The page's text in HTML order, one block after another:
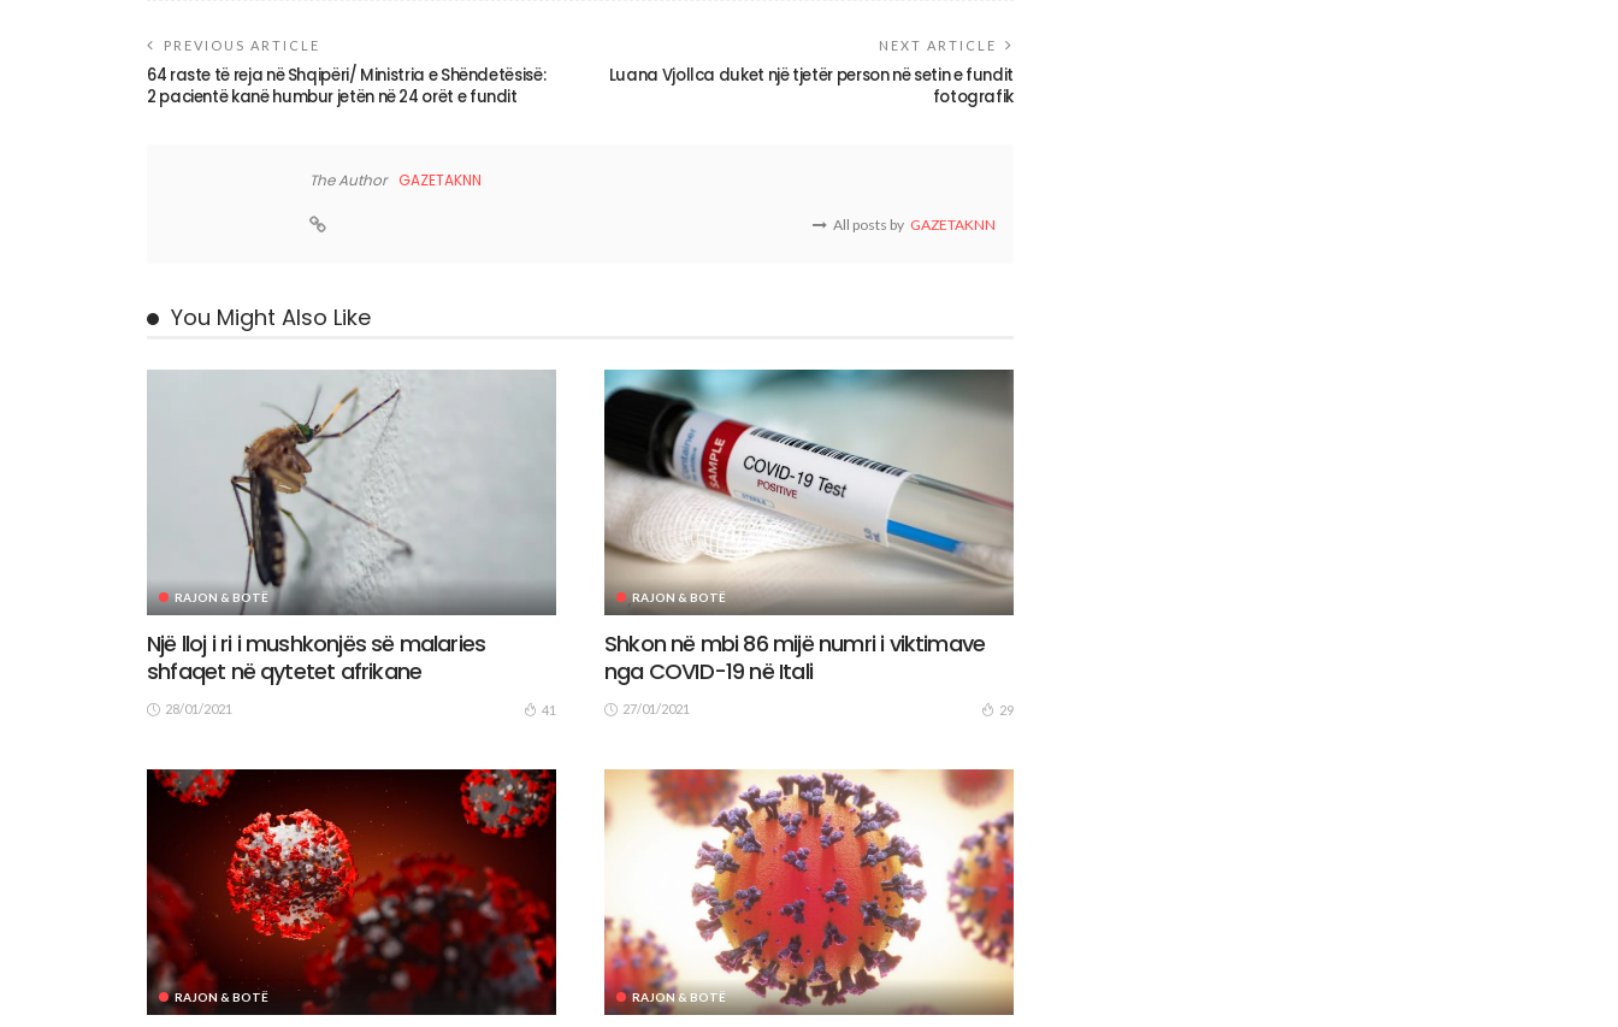
PREVIOUS ARTICLE
64 raste të reja në Shqipëri/ Ministria e Shëndetësisë:
2 pacientë kanë humbur jetën në 24 orët e fundit
NEXT ARTICLE
Luana Vjollca duket një tjetër person në setin e fundit
fotografik
The Author GAZETAKNN
All posts by GAZETAKNN
You Might Also Like
RAJON & BOTË
Një lloj i ri i mushkonjës së malaries
shfaqet në qytetet afrikane
28/01/2021 41
RAJON & BOTË
Shkon në mbi 86 mijë numri i viktimave
nga COVID-19 në Itali
27/01/2021 29
RAJON & BOTË RAJON & BOTË